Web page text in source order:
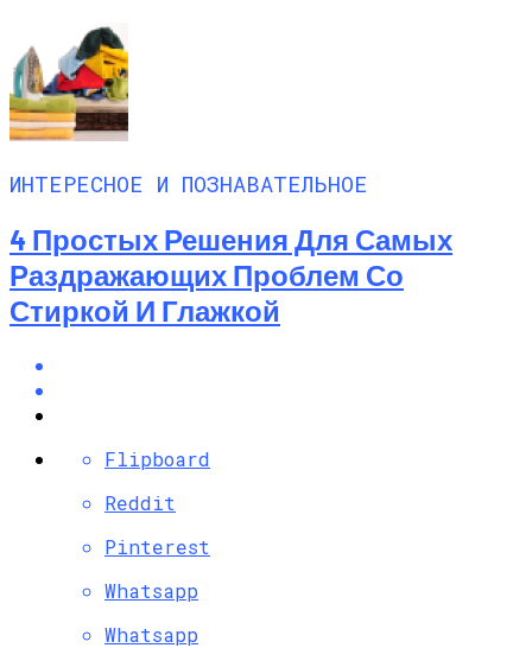
ИНТЕРЕСНОЕ И ПОЗНАВАТЕЛЬНОЕ
4 Простых Решения Для Самых
Раздражающих Проблем Со
Стиркой И Глажкой
Flipboard
Reddit
Pinterest
Whatsapp
Whatsapp